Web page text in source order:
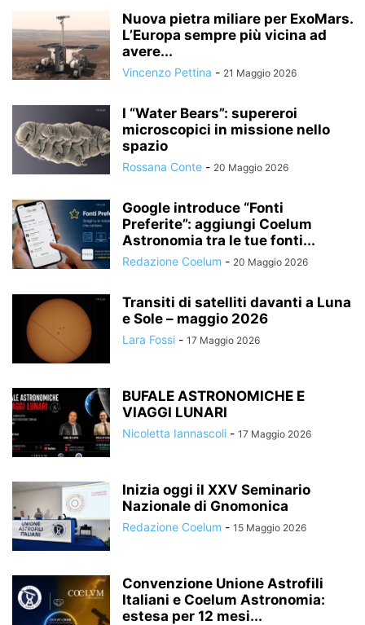
Nuova pietra miliare per ExoMars.
L’Europa sempre più vicina ad
avere...
Vincenzo Pettina - 21 Maggio 2026
I “Water Bears”: supereroi
microscopici in missione nello
spazio
Rossana Conte - 20 Maggio 2026
Google introduce “Fonti
Preferite”: aggiungi Coelum
Astronomia tra le tue fonti...
Redazione Coelum - 20 Maggio 2026
Transiti di satelliti davanti a Luna
e Sole – maggio 2026
Lara Fossi - 17 Maggio 2026
BUFALE ASTRONOMICHE E
VIAGGI LUNARI
Nicoletta Iannascoli - 17 Maggio 2026
Inizia oggi il XXV Seminario
Nazionale di Gnomonica
Redazione Coelum - 15 Maggio 2026
Convenzione Unione Astrofili
Italiani e Coelum Astronomia:
estesa per 12 mesi...